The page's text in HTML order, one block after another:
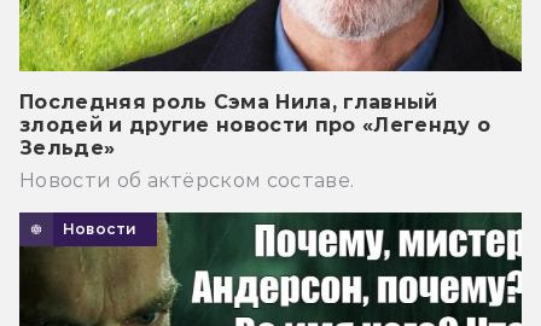
Последняя роль Сэма Нила, главный
злодей и другие новости про «Легенду о
Зельде»
Новости об актёрском составе.
Новости